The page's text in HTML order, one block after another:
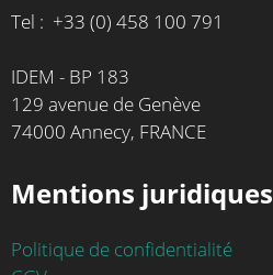
Tel : +33 (0) 458 100 791
IDEM - BP 183
129 avenue de Genève
74000 Annecy, FRANCE
Mentions juridiques
Politique de confidentialité